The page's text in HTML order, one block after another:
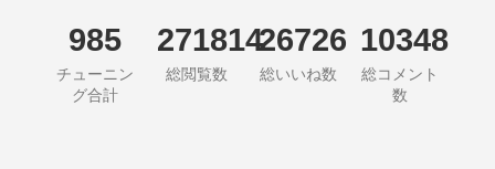
985
チューニン
グ合計
271814
総閲覧数
26726
総いいね数
10348
総コメント
数